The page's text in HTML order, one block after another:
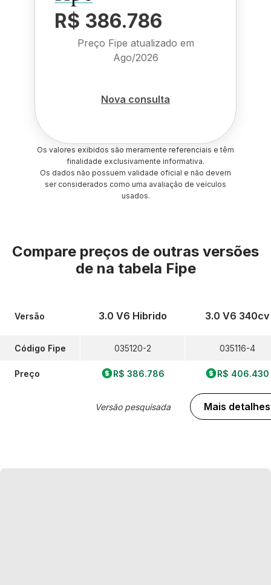
R$ 386.786
Preço Fipe atualizado em
Ago/2026
Nova consulta
Os valores exibidos são meramente referenciais e têm
finalidade exclusivamente informativa.
Os dados não possuem validade oficial e não devem
ser considerados como uma avaliação de veículos
usados.
Compare preços de outras versões
de na tabela Fipe
Versão
Código Fipe
Preço
3.0 V6 Hibrido
035120-2
R$ 386.786
Versão pesquisada
3.0 V6 340cv
035116-4
R$ 406.430
Mais detalhes